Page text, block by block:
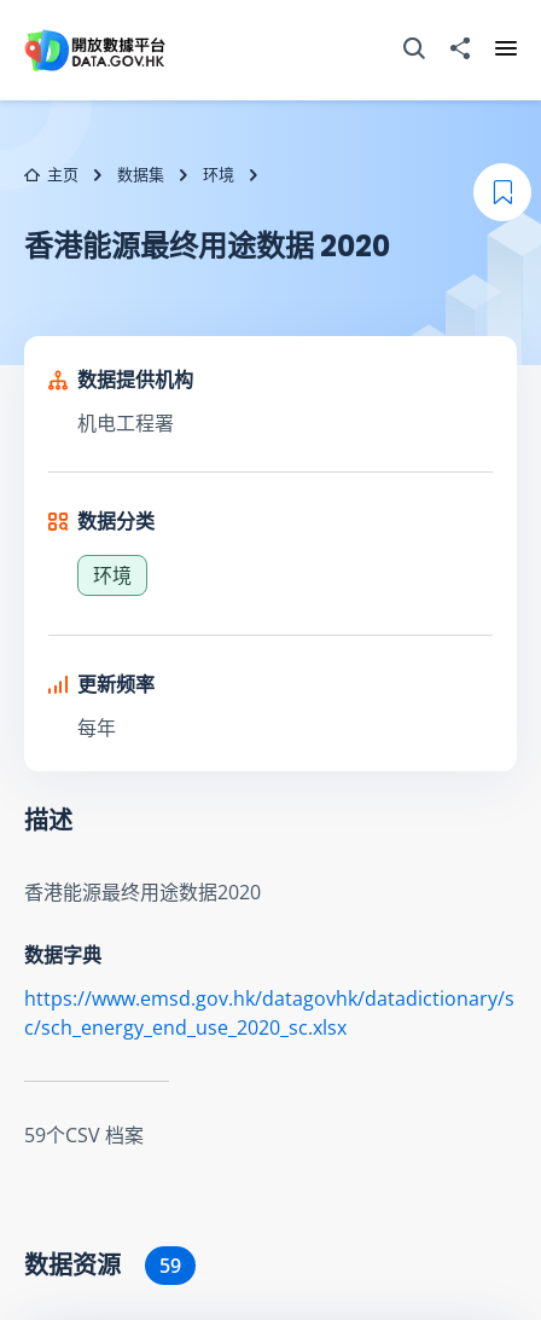
打开搜寻器分享至
主页 数据集 环境
香港能源最终用途数据 2020
添
数据提供机构
机电工程署
数据分类
环境
更新频率
每年
描述
香港能源最终用途数据2020
数据字典
https://www.emsd.gov.hk/datagovhk/datadictionary/s
c/sch_energy_end_use_2020_sc.xlsx
59个CSV 档案
数据资源 59